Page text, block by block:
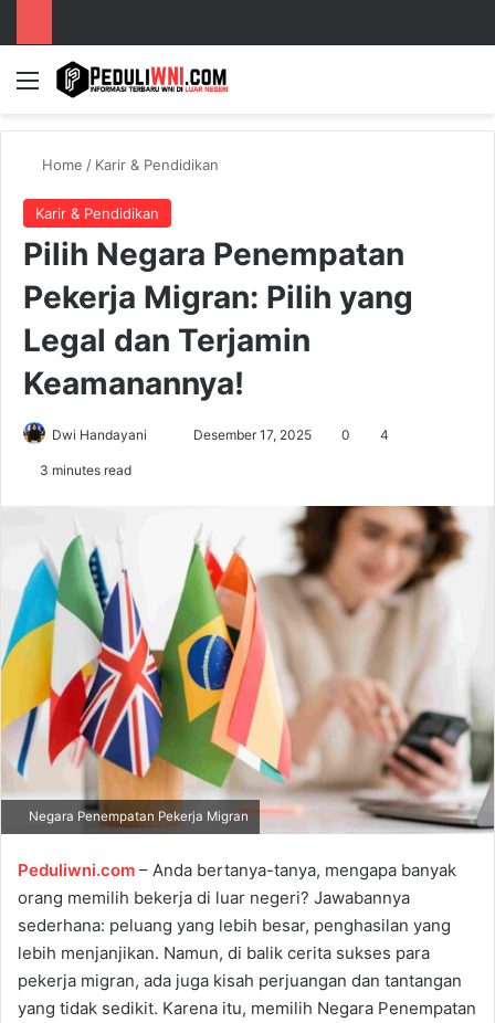
Menu
Home / Karir & Pendidikan
Karir & Pendidikan
Pilih Negara Penempatan
Pekerja Migran: Pilih yang
Legal dan Terjamin
Keamanannya!
Dwi Handayani
m
a
i
Desember 17, 2025 0 4
3 minutes read
Negara Penempatan Pekerja Migran
Peduliwni.com – Anda bertanya-tanya, mengapa banyak
orang memilih bekerja di luar negeri? Jawabannya
sederhana: peluang yang lebih besar, penghasilan yang
lebih menjanjikan. Namun, di balik cerita sukses para
pekerja migran, ada juga kisah perjuangan dan tantangan
yang tidak sedikit. Karena itu, memilih Negara Penempatan